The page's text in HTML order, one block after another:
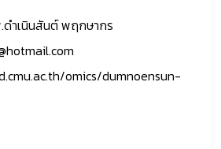
ดำเนินสันต์ พฤกษากร
omics/dumnoensun-